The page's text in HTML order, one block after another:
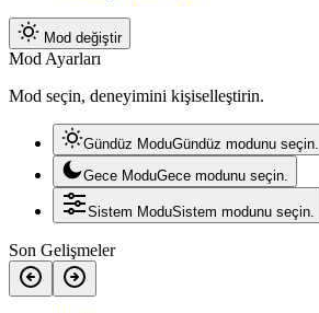
Mod değiştir
Mod Ayarları
Mod seçin, deneyimini kişiselleştirin.
Gündüz ModuGündüz modunu seçin.
Gece ModuGece modunu seçin.
Sistem ModuSistem modunu seçin.
Son Gelişmeler